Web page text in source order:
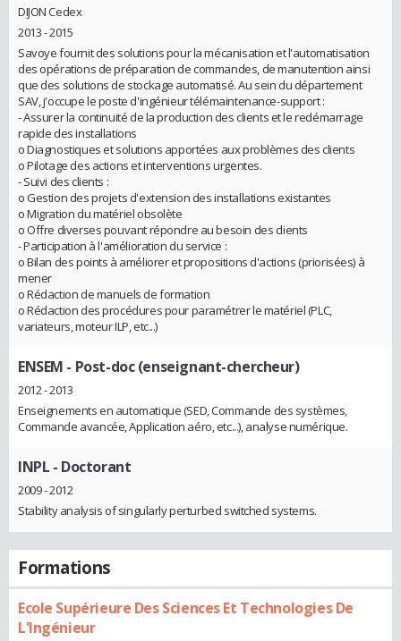
DIJON Cedex
2013 - 2015
Savoye fournit des solutions pour la mécanisation et l'automatisation
des opérations de préparation de commandes, de manutention ainsi
que des solutions de stockage automatisé. Au sein du département
SAV, j'occupe le poste d'ingénieur télémaintenance-support :
- Assurer la continuité de la production des clients et le redémarrage
rapide des installations
o Diagnostiques et solutions apportées aux problèmes des clients
o Pilotage des actions et interventions urgentes.
- Suivi des clients :
o Gestion des projets d'extension des installations existantes
o Migration du matériel obsolète
o Offre diverses pouvant répondre au besoin des clients
- Participation à l'amélioration du service :
o Bilan des points à améliorer et propositions d'actions (priorisées) à
mener
o Rédaction de manuels de formation
o Rédaction des procédures pour paramétrer le matériel (PLC,
variateurs, moteur ILP, etc...)
ENSEM - Post-doc (enseignant-chercheur)
2012 - 2013
Enseignements en automatique (SED, Commande des systèmes,
Commande avancée, Application aéro, etc...), analyse numérique.
INPL - Doctorant
2009 - 2012
Stability analysis of singularly perturbed switched systems.
Formations
Ecole Supérieure Des Sciences Et Technologies De
L'Ingénieur